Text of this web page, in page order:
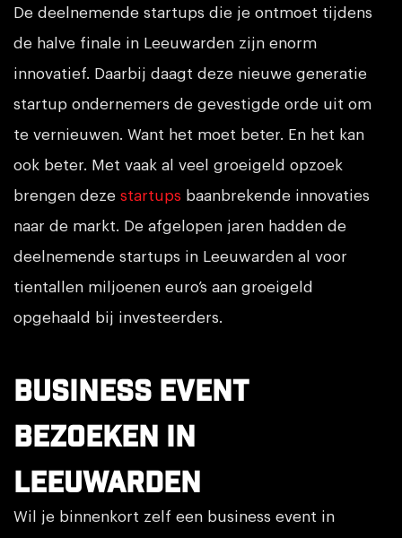
De deelnemende startups die je ontmoet tijdens
de halve finale in Leeuwarden zijn enorm
innovatief. Daarbij daagt deze nieuwe generatie
startup ondernemers de gevestigde orde uit om
te vernieuwen. Want het moet beter. En het kan
ook beter. Met vaak al veel groeigeld opzoek
brengen deze startups baanbrekende innovaties
naar de markt. De afgelopen jaren hadden de
deelnemende startups in Leeuwarden al voor
tientallen miljoenen euro’s aan groeigeld
opgehaald bij investeerders.
Business event
bezoeken in
Leeuwarden
Wil je binnenkort zelf een business event in